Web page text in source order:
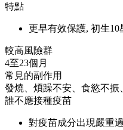
特點
更早有效保護, 初生
較高風險群
4至23個月
常見的副作用
發燒、煩躁不安、食慾不振
誰不應接種疫苗
對疫苗成分出現嚴重